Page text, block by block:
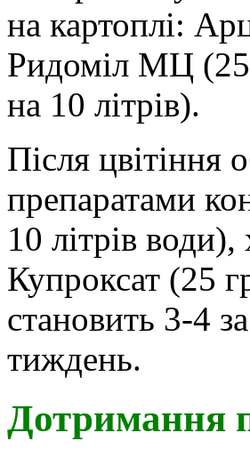
на картоплі:
Ридоміл МЦ (25
на 10 літрів).
Після цвітіння
препаратами
10 літрів
Купроксат (25
становить 3-4
тиждень.
Дотримання